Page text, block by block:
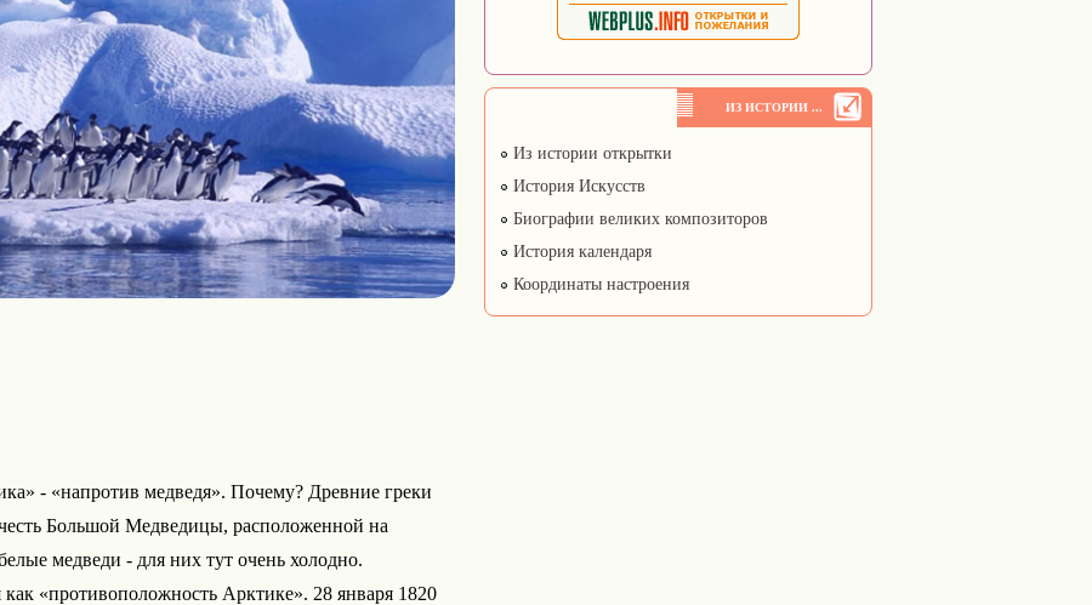
- «напротив медведя». Почему? Древние греки
Большой Медведицы, расположенной на
медведи - для них тут очень холодно.
как «противоположность Арктике». 28 января 1820
ИЗ ИСТОРИИ ...
Из истории открытки
История Искусств
Биографии великих композиторов
История календаря
Координаты настроения